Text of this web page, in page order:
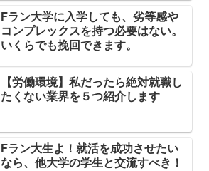
Fラン大学に入学しても、劣等感や
コンプレックスを持つ必要はない。
いくらでも挽回できます。
【労働環境】私だったら絶対就職し
たくない業界を５つ紹介します
Fラン大生よ！就活を成功させたい
なら、他大学の学生と交流すべき！